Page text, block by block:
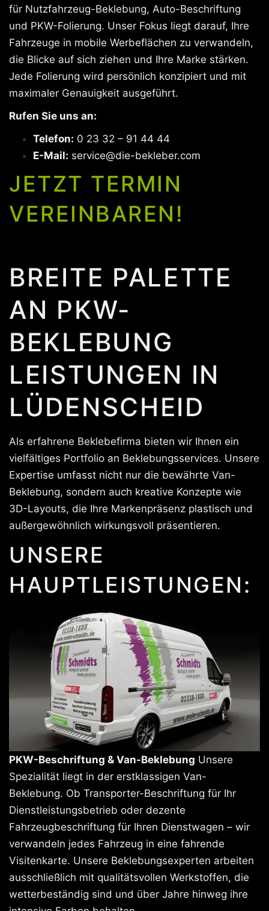
für Nutzfahrzeug-Beklebung, Auto-Beschriftung
und PKW-Folierung. Unser Fokus liegt darauf, Ihre
Fahrzeuge in mobile Werbeflächen zu verwandeln,
die Blicke auf sich ziehen und Ihre Marke stärken.
Jede Folierung wird persönlich konzipiert und mit
maximaler Genauigkeit ausgeführt.
Rufen Sie uns an:
Telefon: 0 23 32 – 91 44 44
E-Mail: service@die-bekleber.com
JETZT TERMIN
VEREINBAREN!
BREITE PALETTE
AN PKW-
BEKLEBUNG
LEISTUNGEN IN
LÜDENSCHEID
Als erfahrene Beklebefirma bieten wir Ihnen ein
vielfältiges Portfolio an Beklebungsservices. Unsere
Expertise umfasst nicht nur die bewährte Van-
Beklebung, sondern auch kreative Konzepte wie
3D-Layouts, die Ihre Markenpräsenz plastisch und
außergewöhnlich wirkungsvoll präsentieren.
UNSERE
HAUPTLEISTUNGEN:
PKW-Beschriftung & Van-Beklebung Unsere
Spezialität liegt in der erstklassigen Van-
Beklebung. Ob Transporter-Beschriftung für Ihr
Dienstleistungsbetrieb oder dezente
Fahrzeugbeschriftung für Ihren Dienstwagen – wir
verwandeln jedes Fahrzeug in eine fahrende
Visitenkarte. Unsere Beklebungsexperten arbeiten
ausschließlich mit qualitätsvollen Werkstoffen, die
wetterbeständig sind und über Jahre hinweg ihre